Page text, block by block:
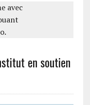
en soutien